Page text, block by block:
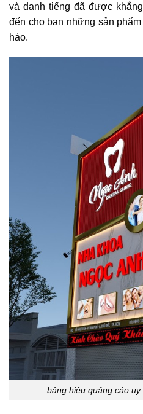
và danh tiếng đã được
đến cho bạn những sản
hảo.
bảng hiệu quảng cáo